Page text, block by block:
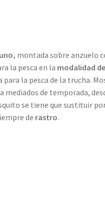
montada sobre anzuelo
la pesca en la modalidad
para la pesca de la trucha.
mediados de temporada,
se tiene que sustituir
de rastro.